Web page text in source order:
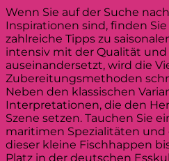
Wenn Sie auf der Suche
Inspirationen sind, finden
zahlreiche Tipps zu
intensiv mit der Qualität und
auseinandersetzt, wird die
Zubereitungsmethoden
Neben den klassischen
Interpretationen, die den
Szene setzen. Tauchen Sie
maritimen Spezialitäten und
dieser kleine Fischhappen
Platz in der deutschen